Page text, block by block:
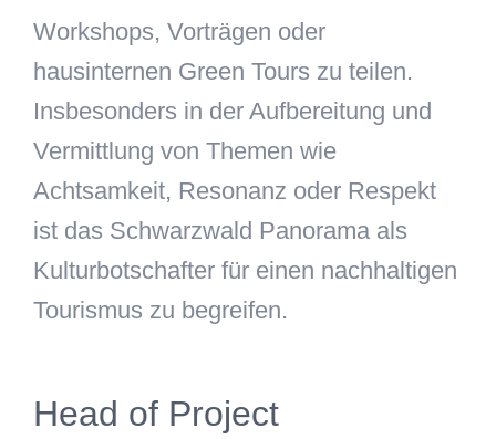
Workshops, Vorträgen oder
hausinternen Green Tours zu teilen.
Insbesonders in der Aufbereitung und
Vermittlung von Themen wie
Achtsamkeit, Resonanz oder Respekt
ist das Schwarzwald Panorama als
Kulturbotschafter für einen nachhaltigen
Tourismus zu begreifen.
Head of Project